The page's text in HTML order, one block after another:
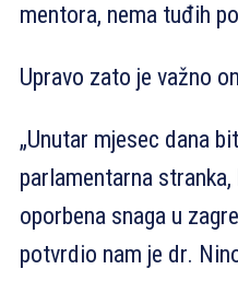
mentora, nema tuđih
Upravo zato je važno
„Unutar mjesec dana
parlamentarna
oporbena snaga u
potvrdio nam je dr.